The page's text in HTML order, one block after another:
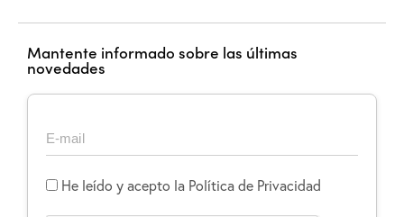
Mantente informado sobre las últimas
novedades
He leído y acepto la Política de Privacidad